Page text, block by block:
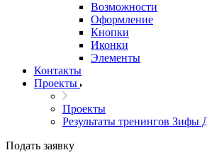
Возможности
Оформление
Кнопки
Иконки
Элементы
Контакты
Проекты
Проекты
Результаты тренингов Зифы
Подать заявку